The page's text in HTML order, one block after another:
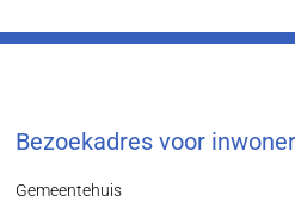
Bezoekadres voor
Gemeentehuis